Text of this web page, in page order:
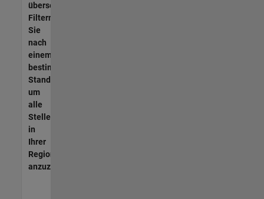
übersetzt.
Filtern
Sie
nach
einem
bestimmten
Standort,
um
alle
Stellenangebote
in
Ihrer
Region
anzuzeigen.